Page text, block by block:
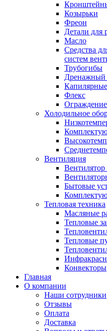
Козырьки
Фреон
Детали для
Масло
Средства
систем
Трубогибы
Дренажный
Флекс
Холодильное
Вентиляция
Бытовые
Тепловая техника
Масляные
Тепловые
Тепловые
Конвекторы
Главная
О компании
Наши сотрудники
Отзывы
Оплата
Доставка